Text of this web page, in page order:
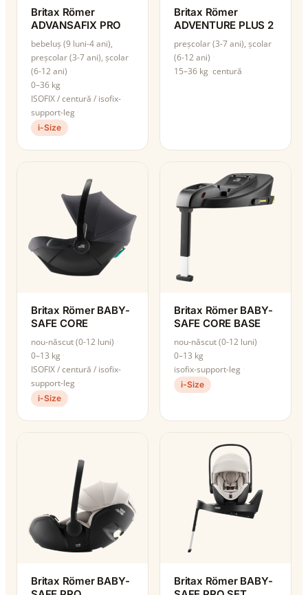
Britax Römer
ADVANSAFIX PRO
bebeluș (9 luni-4 ani),
preșcolar (3-7 ani), școlar
(6-12 ani)
0–36 kg
ISOFIX / centură / isofix-
support-leg
i-Size
Britax Römer
ADVENTURE PLUS 2
preșcolar (3-7 ani), școlar
(6-12 ani)
15–36 kg centură
Britax Römer BABY-
SAFE CORE
nou-născut (0-12 luni)
0–13 kg
ISOFIX / centură / isofix-
support-leg
i-Size
Britax Römer BABY-
SAFE CORE BASE
nou-născut (0-12 luni)
0–13 kg
isofix-support-leg
i-Size
Britax Römer BABY-
Britax Römer BABY-